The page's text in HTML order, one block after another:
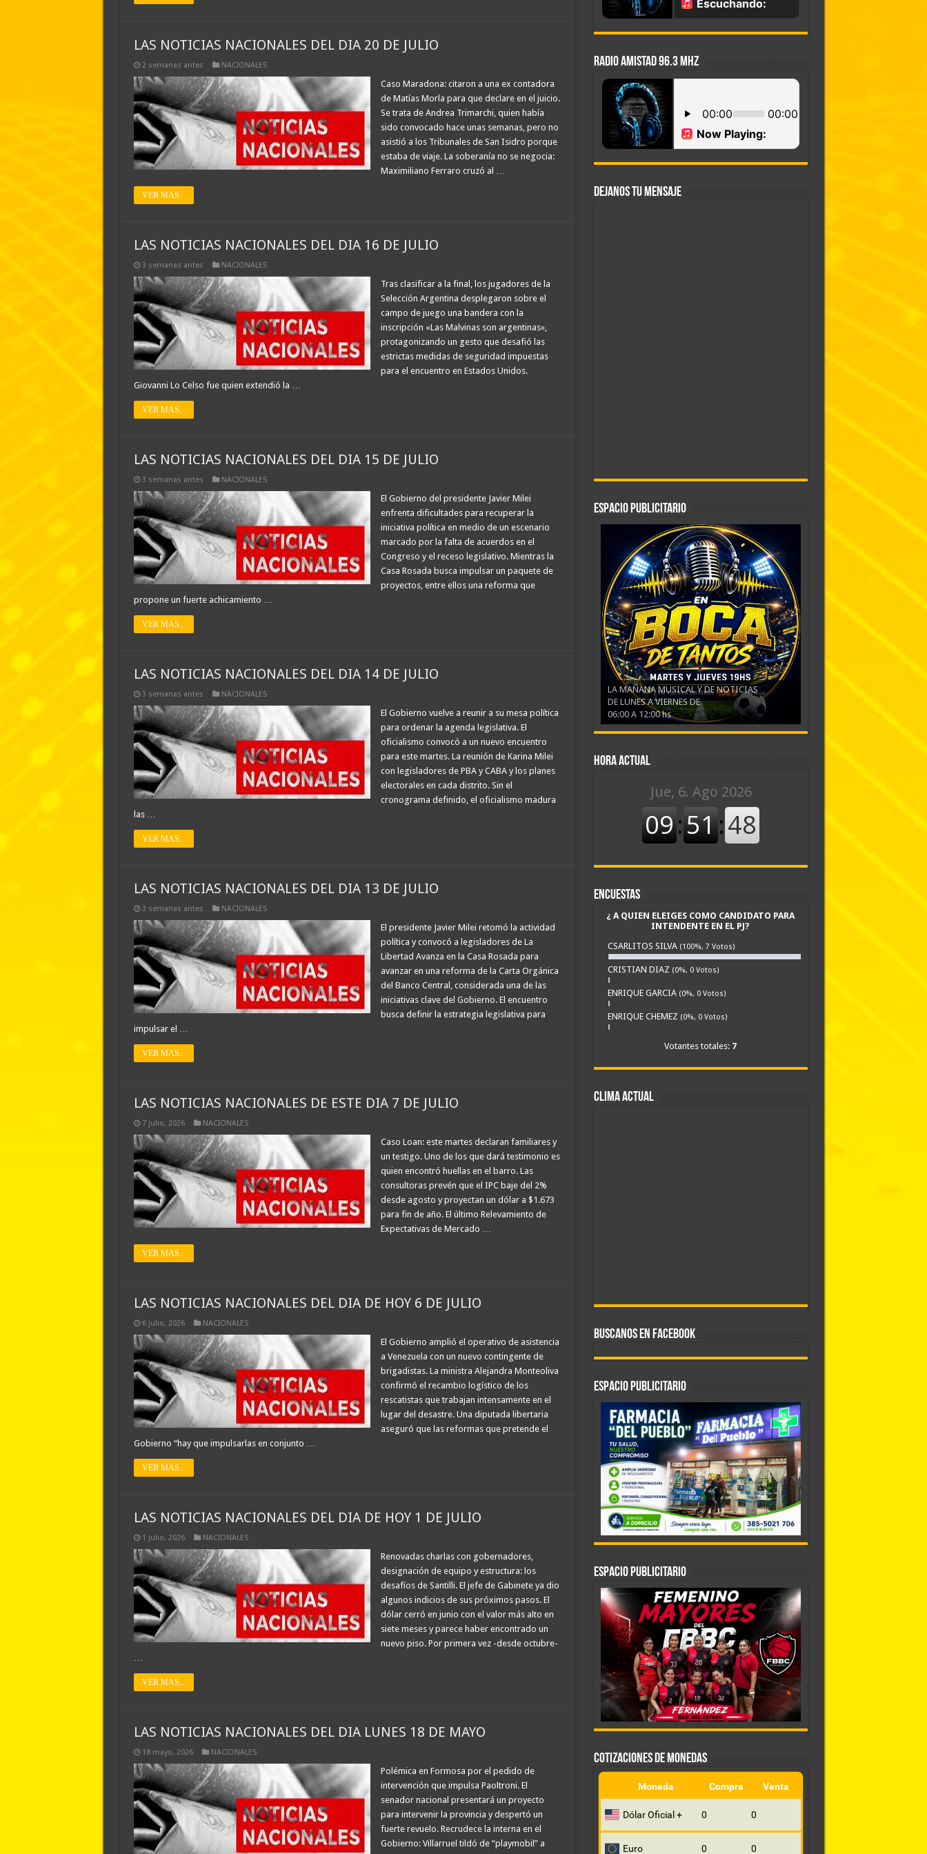
LAS NOTICIAS NACIONALES DEL DIA 20 DE JULIO
2 semanas antes NACIONALES
Caso Maradona: citaron a una ex contadora
de Matías Morla para que declare en el juicio.
Se trata de Andrea Trimarchi, quien había
sido convocado hace unas semanas, pero no
asistió a los Tribunales de San Isidro porque
estaba de viaje. La soberanía no se negocia:
Maximiliano Ferraro cruzó al …
VER MAS...
LAS NOTICIAS NACIONALES DEL DIA 16 DE JULIO
3 semanas antes NACIONALES
Tras clasificar a la final, los jugadores de la
Selección Argentina desplegaron sobre el
campo de juego una bandera con la
inscripción «Las Malvinas son argentinas»,
protagonizando un gesto que desafió las
estrictas medidas de seguridad impuestas
para el encuentro en Estados Unidos.
Giovanni Lo Celso fue quien extendió la …
VER MAS...
LAS NOTICIAS NACIONALES DEL DIA 15 DE JULIO
3 semanas antes NACIONALES
El Gobierno del presidente Javier Milei
enfrenta dificultades para recuperar la
iniciativa política en medio de un escenario
marcado por la falta de acuerdos en el
Congreso y el receso legislativo. Mientras la
Casa Rosada busca impulsar un paquete de
proyectos, entre ellos una reforma que
propone un fuerte achicamiento …
VER MAS...
LAS NOTICIAS NACIONALES DEL DIA 14 DE JULIO
3 semanas antes NACIONALES
El Gobierno vuelve a reunir a su mesa política
para ordenar la agenda legislativa. El
oficialismo convocó a un nuevo encuentro
para este martes. La reunión de Karina Milei
con legisladores de PBA y CABA y los planes
electorales en cada distrito. Sin el
cronograma definido, el oficialismo madura
las …
VER MAS...
LAS NOTICIAS NACIONALES DEL DIA 13 DE JULIO
3 semanas antes NACIONALES
El presidente Javier Milei retomó la actividad
política y convocó a legisladores de La
Libertad Avanza en la Casa Rosada para
avanzar en una reforma de la Carta Orgánica
del Banco Central, considerada una de las
iniciativas clave del Gobierno. El encuentro
busca definir la estrategia legislativa para
impulsar el …
VER MAS...
LAS NOTICIAS NACIONALES DE ESTE DIA 7 DE JULIO
7 julio, 2026 NACIONALES
Caso Loan: este martes declaran familiares y
un testigo. Uno de los que dará testimonio es
quien encontró huellas en el barro. Las
consultoras prevén que el IPC baje del 2%
desde agosto y proyectan un dólar a $1.673
para fin de año. El último Relevamiento de
Expectativas de Mercado …
VER MAS...
LAS NOTICIAS NACIONALES DEL DIA DE HOY 6 DE JULIO
6 julio, 2026 NACIONALES
El Gobierno amplió el operativo de asistencia
a Venezuela con un nuevo contingente de
brigadistas. La ministra Alejandra Monteoliva
confirmó el recambio logístico de los
rescatistas que trabajan intensamente en el
lugar del desastre. Una diputada libertaria
aseguró que las reformas que pretende el
Gobierno “hay que impulsarlas en conjunto …
VER MAS...
LAS NOTICIAS NACIONALES DEL DIA DE HOY 1 DE JULIO
1 julio, 2026 NACIONALES
Renovadas charlas con gobernadores,
designación de equipo y estructura: los
desafíos de Santilli. El jefe de Gabinete ya dio
algunos indicios de sus próximos pasos. El
dólar cerró en junio con el valor más alto en
siete meses y parece haber encontrado un
nuevo piso. Por primera vez -desde octubre-
…
VER MAS...
LAS NOTICIAS NACIONALES DEL DIA LUNES 18 DE MAYO
18 mayo, 2026 NACIONALES
Polémica en Formosa por el pedido de
intervención que impulsa Paoltroni. El
senador nacional presentará un proyecto
para intervenir la provincia y despertó un
fuerte revuelo. Recrudece la interna en el
Gobierno: Villarruel tildó de “playmobil” a
RADIO AMISTAD 96.3 MHZ
DEJANOS TU MENSAJE
ESPACIO PUBLICITARIO
LA MAÑANA MUSICAL Y DE NOTICIAS
DE LUNES A VIERNES DE
06:00 A 12:00 hs
Hora actual
Encuestas
¿ A QUIEN ELEIGES COMO CANDIDATO PARA
INTENDENTE EN EL PJ?
CSARLITOS SILVA (100%, 7 Votos)
CRISTIAN DIAZ (0%, 0 Votos)
ENRIQUE GARCIA (0%, 0 Votos)
ENRIQUE CHEMEZ (0%, 0 Votos)
Votantes totales: 7
CLIMA ACTUAL
BUSCANOS EN FACEBOOK
ESPACIO PUBLICITARIO
ESPACIO PUBLICITARIO
COTIZACIONES DE MONEDAS
Moneda Compra Venta
Dólar Oficial + 0 0
Euro 0 0